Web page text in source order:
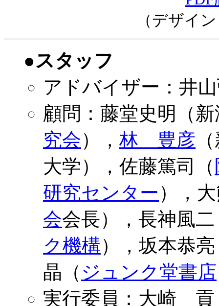
（デザイ
●スタッフ
アドバイザー：井
顧問：藤堂史明（
究会）， 林 豊彦
大学），佐藤篤司（
研究センター ），
会会長），長神風二
ク機構），坂本恭
晶（ ジュンク堂書店
実行委員：大崎 貢